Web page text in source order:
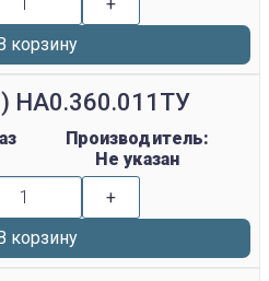
корзину
НА0.360.011ТУ
Производитель:
Не указан
+
корзину